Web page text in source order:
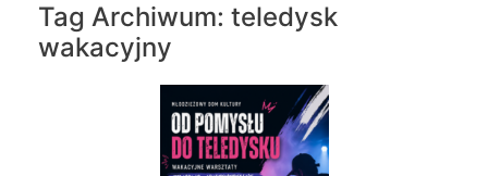
Tag Archiwum: teledysk
wakacyjny